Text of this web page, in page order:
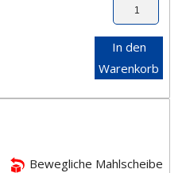
In den
Warenkorb
Bewegliche Mahlscheibe